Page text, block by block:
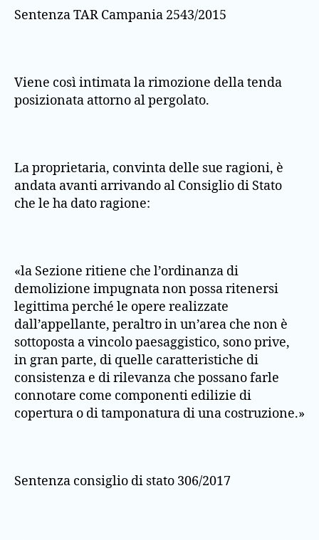
Sentenza TAR Campania 2543/2015
Viene così intimata la rimozione della tenda
posizionata attorno al pergolato.
La proprietaria, convinta delle sue ragioni, è
andata avanti arrivando al Consiglio di Stato
che le ha dato ragione:
«la Sezione ritiene che l’ordinanza di
demolizione impugnata non possa ritenersi
legittima perché le opere realizzate
dall’appellante, peraltro in un’area che non è
sottoposta a vincolo paesaggistico, sono prive,
in gran parte, di quelle caratteristiche di
consistenza e di rilevanza che possano farle
connotare come componenti edilizie di
copertura o di tamponatura di una costruzione.»
Sentenza consiglio di stato 306/2017